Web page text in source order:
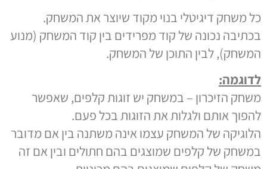
כל משחק דיגיטלי בנוי מקוד שיוצר את המשחק.
בכתיבה נכונה של קוד מפרידים בין קוד המשחק (מנוע
המשחק), לבין התוכן של המשחק.
לדוגמה:
משחק הזיכרון – במשחק יש זוגות קלפים, שאפשר
להפוך אותם ולגלות את הזוגות בכל פעם.
הלוגיקה של המשחק עצמו אינה משתנה בין אם מדובר
במשחק של קלפים שמוצגים בהם חתולים ובין אם זה